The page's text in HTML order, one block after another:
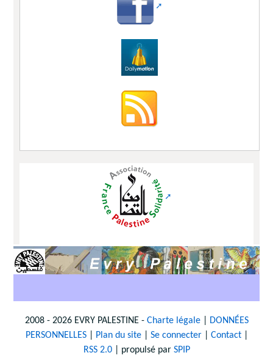
2008 - 2026 EVRY PALESTINE - Charte légale| DONNÉES
PERSONNELLES| Plan du site| Se connecter| Contact|
RSS 2.0| propulsé par SPIP